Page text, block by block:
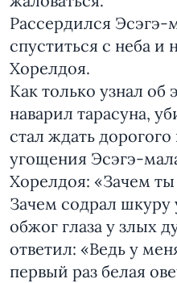
Рассердился
спуститься с неба и
Хорелдоя.
Как только узнал об
наварил тарасуна,
стал ждать дорогого
угощения Эсэгэ-
Хорелдоя: «Зачем ты
Зачем содрал шкуру
обжог глаза у злых
ответил: «Ведь у
первый раз белая